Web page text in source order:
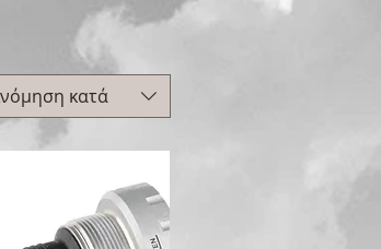
κατά